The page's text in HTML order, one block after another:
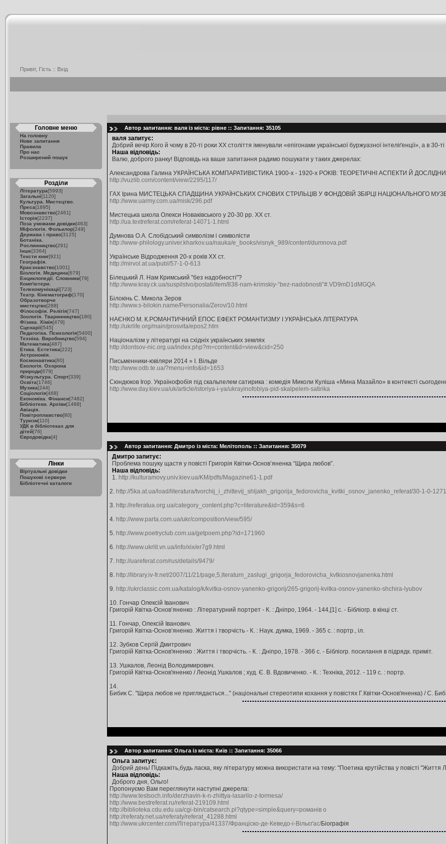
Привіт, Гість :: Вхід
Головне меню
На головну
Нове запитання
Правила
Про нас
Розширений пошук
Розділи
Література[5993]
Загальні[1120]
Культура. Мистецтво.
Преса[1895]
Мовознавство[2461]
Історія[2237]
Поза умовами довідки[463]
Міфологія. Фольклор[249]
Держава і право[3125]
Ботаніка.
Рослинництво[291]
Інше[3364]
Тексти книг[921]
Географія.
Краєзнавство[1001]
Біологія. Медицина[679]
Енциклопедії. Словники[79]
Комп'ютери.
Телекомунікації[723]
Театр. Кінематограф[170]
Образотворче
мистецтво[288]
Філософія. Релігія[747]
Зоологія. Тваринництво[180]
Фізика. Хімія[479]
Сценарії[545]
Педагогіка. Психологія[5400]
Техніка. Виробництво[594]
Математика[487]
Етика. Естетика[222]
Астрономія.
Космонавтика[80]
Екологія. Охорона
природи[679]
Фізкультура. Спорт[339]
Освіта[1746]
Музика[244]
Соціологія[468]
Економіка. Фінанси[7482]
Бібліотеки. Архіви[1488]
Авіація.
Повітроплавство[80]
Туризм[110]
УДК в бібліотеках для
дітей[76]
Євродовідка[4]
Лінки
Віртуальні довідки
Пошукові сервери
Бібліотечні каталоги
Автор запитання: валя із міста: рівне :: Запитання: 35105
валя запитує:
Добрий вечір.Кого й чому в 20-ті роки XX століття іменували «епігонами української буржуазної інтеліґенції», а в
Наша відповідь:
Валю, доброго ранку! Відповідь на ваше запитання радимо пошукати у таких джерелах:
Александрова Галина УКРАЇНСЬКА КОМПАРАТИВІСТИКА 1900-х - 1920-х РОКІВ: ТЕОРЕТИЧНІ АСПЕКТИ Й
http://vuzlib.com/content/view/2295/117/
ГАХ Ірина МИСТЕЦЬКА СПАДЩИНА УКРАЇНСЬКИХ СІЧОВИХ СТРІЛЬЦІВ У ФОНДОВІЙ ЗБІРЦІ НАЦІОНАЛЬНОГО
http://www.uarmy.com.ua/misk/296.pdf
Мистецька школа Олекси Новаківського у 20-30 рр. ХХ ст.
http://ua.textreferat.com/referat-14071-1.html
Думнова О.А. Слобідський символізм і символісти
http://www-philology.univer.kharkov.ua/nauka/e_books/visnyk_989/content/dumnova.pdf
Українське Відродження 20-х років XX ст.
http://mirvol.at.ua/publ/57-1-0-613
Білецький Л. Нам Кримський "без надобності"?
http://www.kray.ck.ua/suspilstvo/postati/item/838-nam-krimskiy-“bez-nadobnosti”#.VD9mD1dMGQA
Білокінь С. Микола Зеров
http://www.s-bilokin.name/Personalia/Zerov/10.html
НАЄНКО М. К.РОМАНТИЧНИЙ ЕПОС ЕФЕКТ РОМАНТИЗМУ І УКРАЇНСЬКА ЛІТЕРАТУРА
http://ukrlife.org/main/prosvita/epos2.htm
Націоналізм у літературі на східніх українських землях
http://dontsov-nic.org.ua/index.php?m=content&d=view&cid=250
Письменники-ювіляри 2014 » І. Вільде
http://www.odb.te.ua/?menu=info&id=1653
Сюндюков Ігор. Українофобія під скальпелем сатирика : комедія Миколи Куліша «Мина Мазайло» в контексті
http://www.day.kiev.ua/uk/article/istoriya-i-ya/ukrayinofobiya-pid-skalpelem-satirika
Автор запитання: Дмитро із міста: Мелітополь :: Запитання: 35079
Дмитро запитує:
Проблема пошуку щастя у повісті Григорія Квітки-Основ’яненка “Щира любов”.
Наша відповідь:
1. http://kulturamovy.univ.kiev.ua/KM/pdfs/Magazine61-1.pdf
2. http://5ka.at.ua/load/literatura/tvorchij_i_zhittevij_shljakh_grigorija_fedorovicha_kvitki_osnov_janenko_referat/30-1-0-1271
3. http://referatua.org.ua/category_content.php?c=literature&id=359&s=6
4. http://www.parta.com.ua/ukr/composition/view/595/
5. http://www.poetryclub.com.ua/getpoem.php?id=171960
6. http://www.ukrlit.vn.ua/info/xix/er7g9.html
7. http://uareferat.com/rus/details/9479/
8. http://library.iv-fr.net/2007/11/21/page,5,lteraturn_zaslugi_grigorja_fedorovicha_kvtkiosnovjanenka.html
9. http://ukrclassic.com.ua/katalog/k/kvitka-osnov-yanenko-grigorij/265-grigorij-kvitka-osnov-yanenko-shchira-lyubov
10. Гончар Олексій Іванович
Григорій Квітка-Основ’яненко : Літературний портрет - К. : Дніпро, 1964. - 144,[1] с. - Бібліогр. в кінці ст.
11. Гончар, Олексій Іванович.
Григорій Квітка-Основ’яненко. Життя і творчість - К. : Наук. думка, 1969. - 365 с. : портр., іл.
12. Зубков Сергій Дмитрович
Григорій Квітка-Основ'яненко : Життя і творчість. - К. : Дніпро, 1978. - 366 с. - Бібліогр. посилання в підрядк. приміт.
13. Ушкалов, Леонід Володимирович.
Григорій Квітка-Основ'яненко / Леонід Ушкалов ; худ. Є. В. Вдовиченко. - К. : Техніка, 2012. - 119 с. : портр.
14.
Бибик С. "Щира любов не приглядається..." (національні стереотипи кохання у повістях Г.Квітки-Основ'яненка) / С.
Автор запитання: Ольга із міста: Київ :: Запитання: 35066
Ольга запитує:
Добрий день! Підкажіть,будь ласка, яку літературу можна використати на тему: "Поетика крутійства у повісті "Життя
Наша відповідь:
Доброго дня, Ольго!
Пропонуємо Вам переглянути наступні джерела:
http://www.testsoch.info/derzhavin-k-n-zhittya-lasarilo-z-tormesa/
http://www.bestreferat.ru/referat-219109.html
http://biblioteka.cdu.edu.ua/cgi-bin/catsearch.pl?qtype=simple&query=романів о
http://referaty.net.ua/referaty/referat_41288.html
http://www.ukrcenter.com/Література/41337/Франціско-де-Кеведо-і-Вільєґас/Біографія